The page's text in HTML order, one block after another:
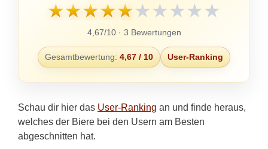
★★★★★★★★★★
4,67/10 · 3 Bewertungen
Gesamtbewertung: 4,67 / 10 User-Ranking
Schau dir hier das User-Ranking an und finde heraus,
welches der Biere bei den Usern am Besten
abgeschnitten hat.